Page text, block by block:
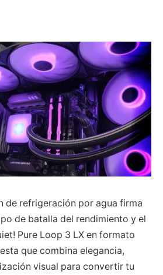
de refrigeración por agua firma
de batalla del rendimiento y el
Pure Loop 3 LX en formato
que combina elegancia,
visual para convertir tu